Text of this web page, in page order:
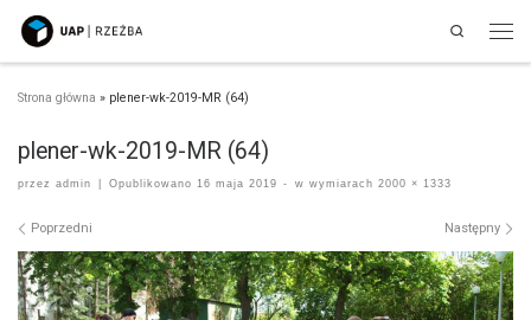
Przejdź do treści
Search
Strona główna » plener-wk-2019-MR (64)
plener-wk-2019-MR (64)
przez admin Opublikowano 16 maja 2019 - w wymiarach 2000 × 1333
Nawigacja po obrazach
Poprzedni Następny